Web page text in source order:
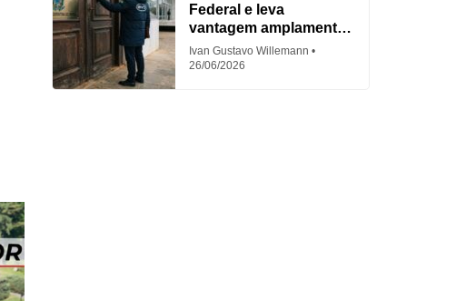
Federal e leva
vantagem amplamente
criticada
Ivan Gustavo Willemann
26/06/2026